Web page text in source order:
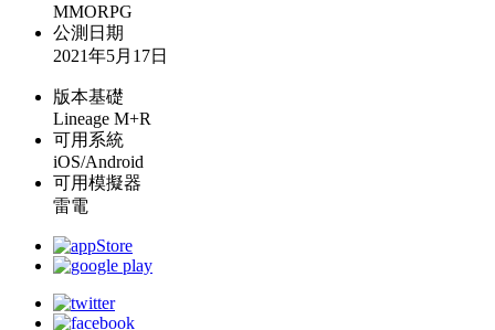
MMORPG
公測日期
2021年5月17日
版本基礎
Lineage M+R
可用系統
iOS/Android
可用模擬器
雷電